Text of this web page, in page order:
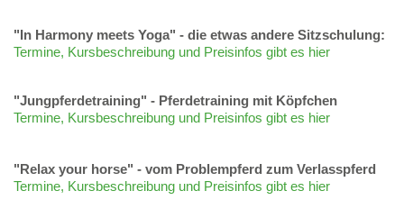
"In Harmony meets Yoga" - die etwas andere Sitzschulung:
Termine, Kursbeschreibung und Preisinfos gibt es hier
"Jungpferdetraining" - Pferdetraining mit Köpfchen
Termine, Kursbeschreibung und Preisinfos gibt es hier
"Relax your horse" - vom Problempferd zum Verlasspferd
Termine, Kursbeschreibung und Preisinfos gibt es hier